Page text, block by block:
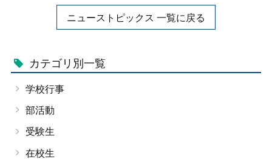
ニューストピックス 一覧に戻る
カテゴリ別一覧
学校行事
部活動
受験生
在校生